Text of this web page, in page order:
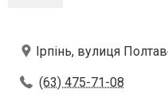
Ірпінь, вулиця
(63) 475-71-08